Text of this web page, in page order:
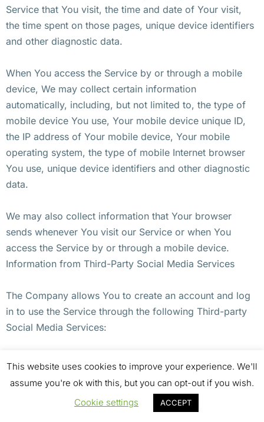
Service that You visit, the time and date of Your visit,
the time spent on those pages, unique device identifiers
and other diagnostic data.
When You access the Service by or through a mobile
device, We may collect certain information
automatically, including, but not limited to, the type of
mobile device You use, Your mobile device unique ID,
the IP address of Your mobile device, Your mobile
operating system, the type of mobile Internet browser
You use, unique device identifiers and other diagnostic
data.
We may also collect information that Your browser
sends whenever You visit our Service or when You
access the Service by or through a mobile device.
Information from Third-Party Social Media Services
The Company allows You to create an account and log
in to use the Service through the following Third-party
Social Media Services:
Twitter
This website uses cookies to improve your experience. We'll
assume you're ok with this, but you can opt-out if you wish.
Cookie settings
ACCEPT